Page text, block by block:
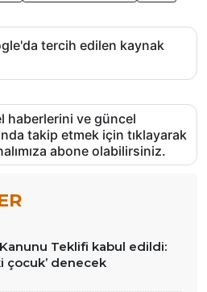
tercih edilen kaynak
haberlerini ve güncel
takip etmek için tıklayarak
abone olabilirsiniz.
Teklifi kabul edildi:
çocuk’ denecek